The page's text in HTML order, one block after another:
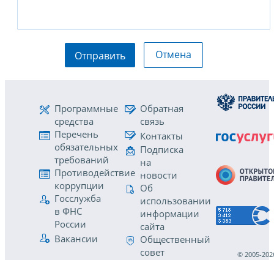
Отправить Отмена
Программные
средства
Перечень
обязательных
требований
Противодействие
коррупции
Госслужба
в ФНС
России
Вакансии
Обратная
связь
Контакты
Подписка
на
новости
Об
использовании
информации
сайта
Общественный
совет
© 2005-